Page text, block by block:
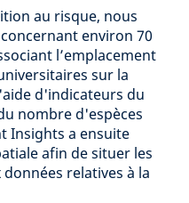
au risque, nous
environ 70
l’emplacement
sur la
d'indicateurs du
nombre d'espèces
Insights a ensuite
afin de situer les
relatives à la